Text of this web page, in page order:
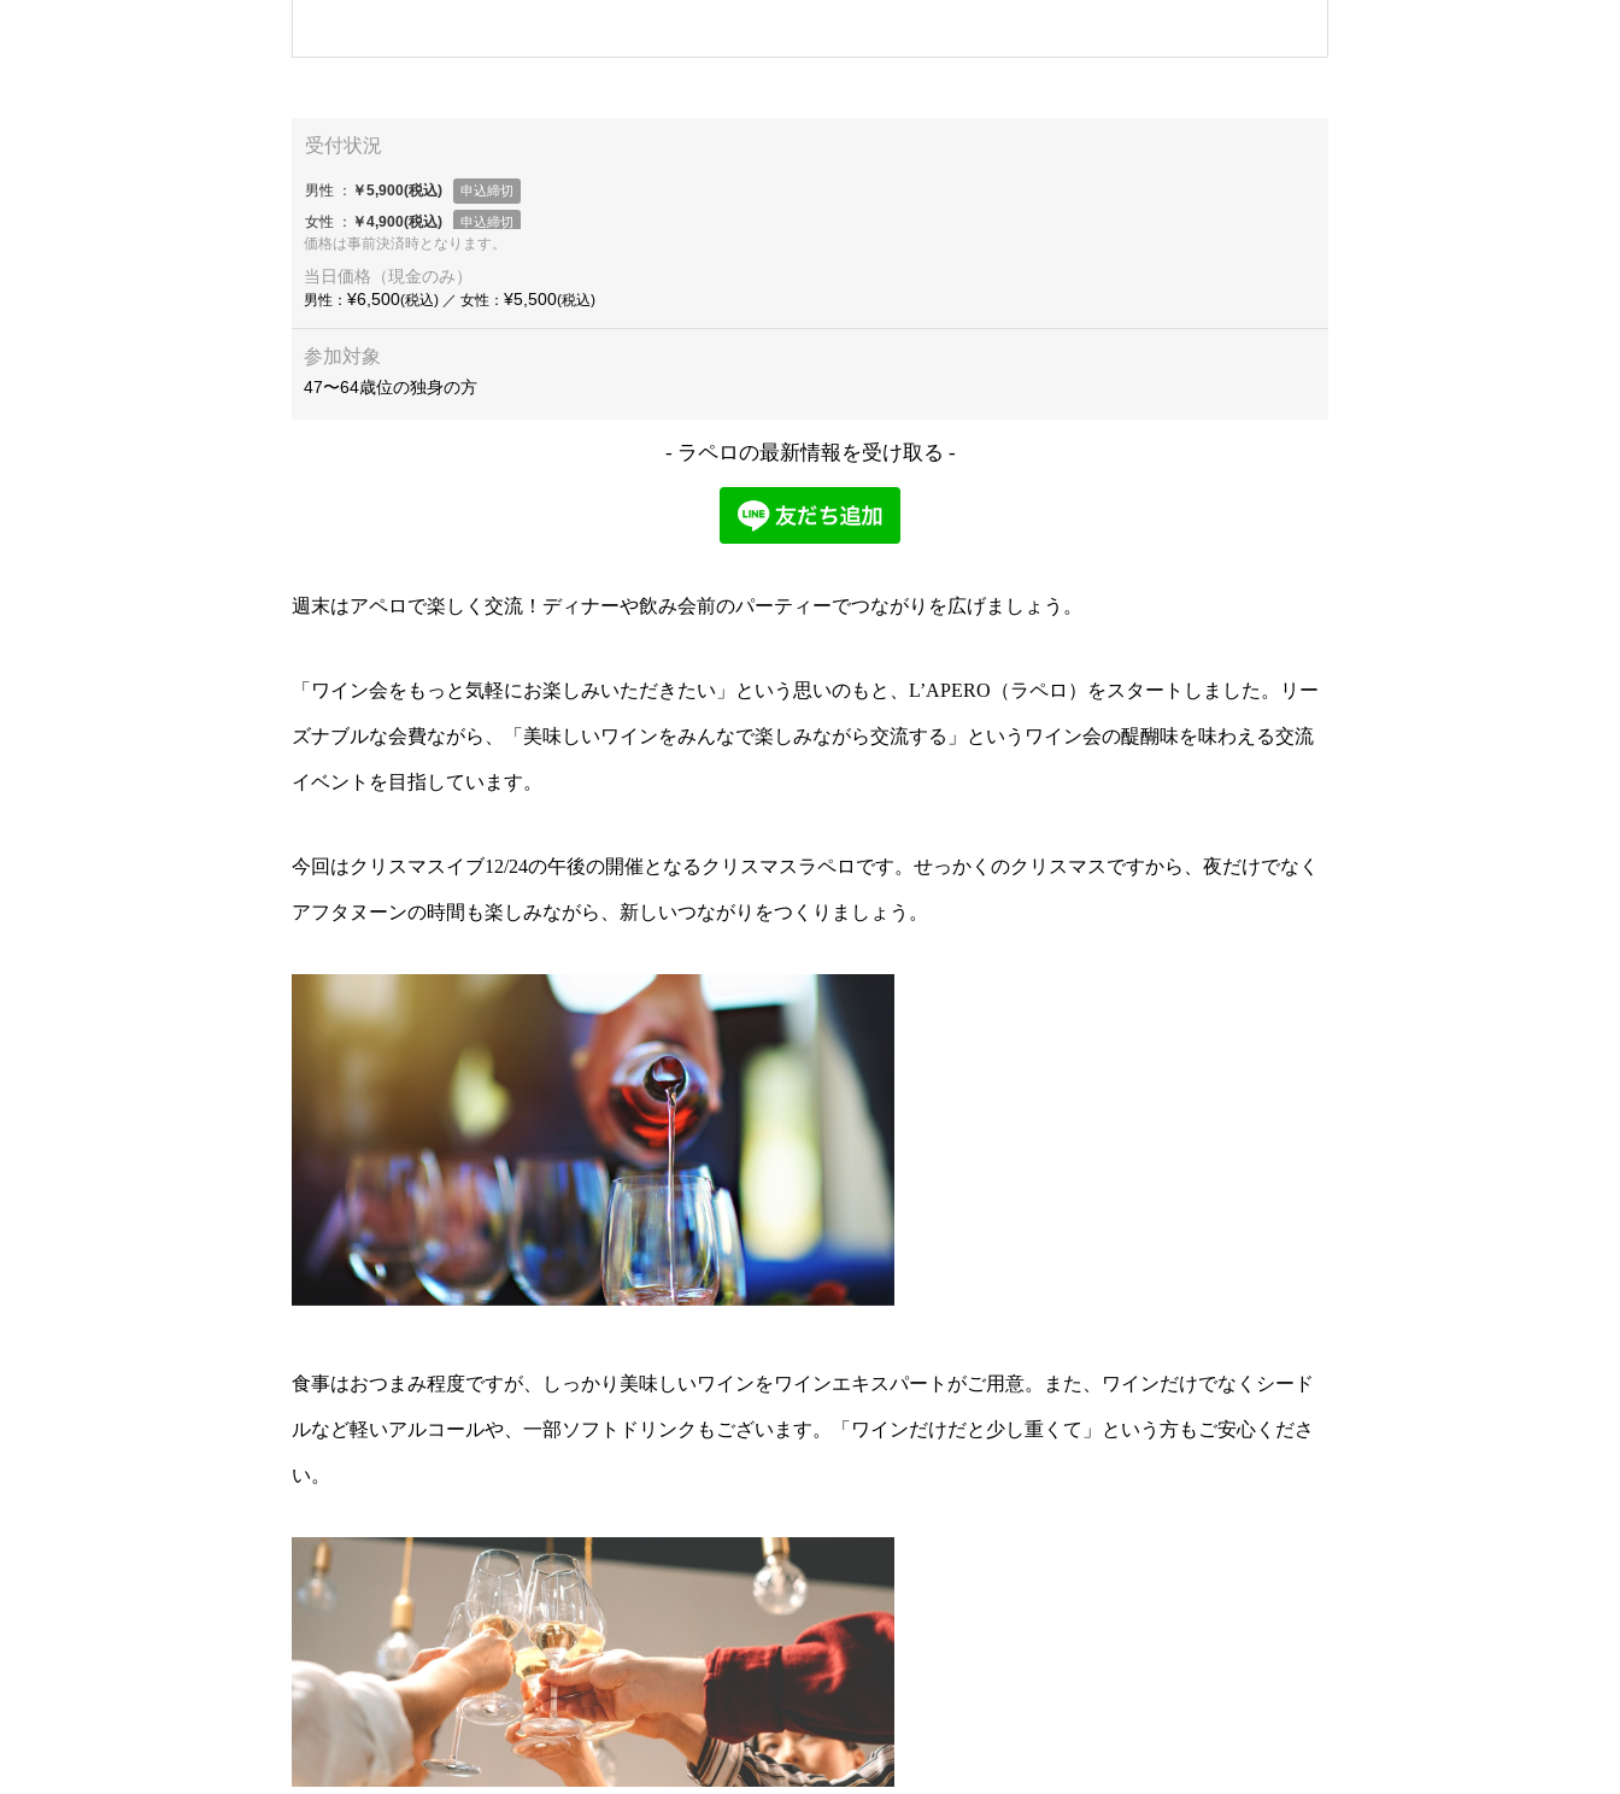
価格は事前決済時となります。
当日価格（現金のみ）
男性： ¥6,500(税込) ／ 女性： ¥5,500(税込)
参加対象
47〜64歳位の独身の方
- ラペロの最新情報を受け取る -
週末はアペロで楽しく交流！ディナーや飲み会前のパーティーでつながりを広げましょう。
「ワイン会をもっと気軽にお楽しみいただきたい」という思いのもと、L’APERO（ラペロ）をスタートしました。リー
ズナブルな会費ながら、「美味しいワインをみんなで楽しみながら交流する」というワイン会の醍醐味を味わえる交流
イベントを目指しています。
今回はクリスマスイブ12/24の午後の開催となるクリスマスラペロです。せっかくのクリスマスですから、夜だけでなく
アフタヌーンの時間も楽しみながら、新しいつながりをつくりましょう。
食事はおつまみ程度ですが、しっかり美味しいワインをワインエキスパートがご用意。また、ワインだけでなくシード
ルなど軽いアルコールや、一部ソフトドリンクもございます。「ワインだけだと少し重くて」という方もご安心くださ
い。